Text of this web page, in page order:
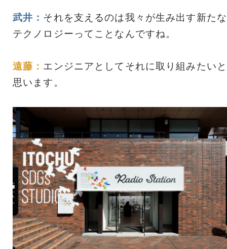
武井： それを支えるのは我々が生み出す新たな
テクノロジーってことなんですね。
遠藤： エンジニアとしてそれに取り組みたいと
思います。